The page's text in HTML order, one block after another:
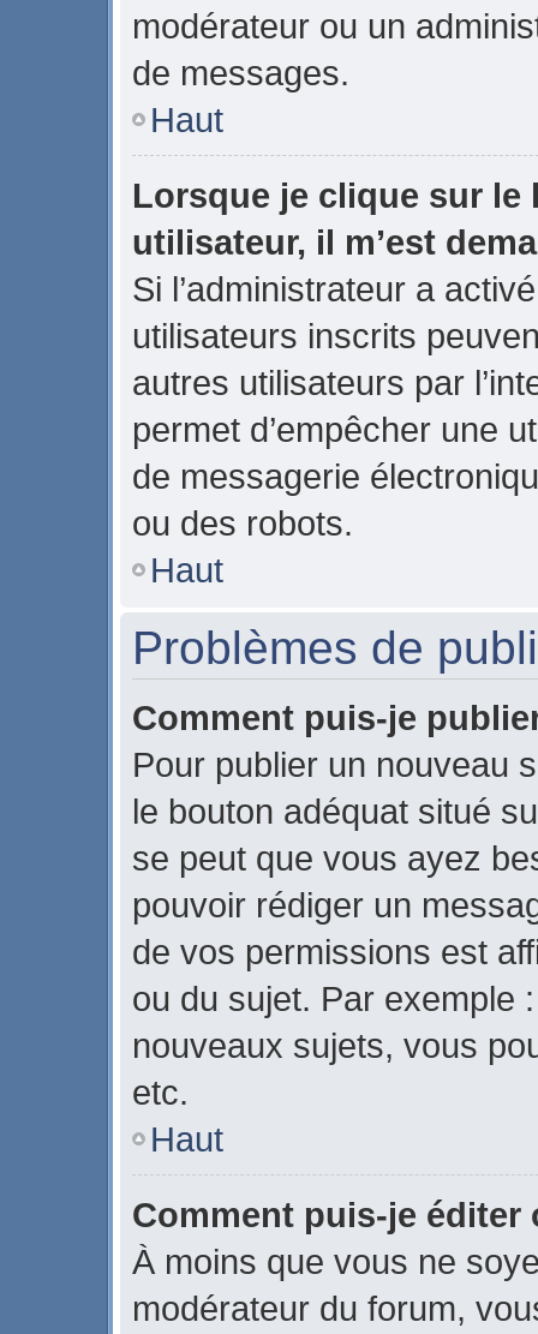
modérateur ou un
de messages.
Haut
Lorsque je clique sur le
utilisateur, il m’est
Si l’administrateur a
utilisateurs inscrits
autres utilisateurs par
permet d’empêcher une
de messagerie
ou des robots.
Haut
Problèmes de
Comment puis-je
Pour publier un nouveau
le bouton adéquat situé
se peut que vous ayez
pouvoir rédiger un
de vos permissions est
ou du sujet. Par exemple
nouveaux sujets, vous
etc.
Haut
Comment puis-je éditer
À moins que vous ne
modérateur du forum,